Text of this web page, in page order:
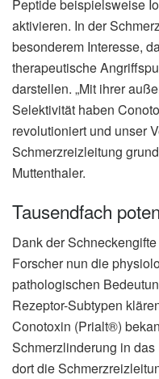
Peptide beispielsweise
aktivieren. In der
besonderem Interesse,
therapeutische
darstellen. „Mit ihrer
Selektivität haben
revolutioniert und unser
Schmerzreizleitung
Muttenthaler.
Tausendfach
Dank der
Forscher nun die
pathologischen
Rezeptor-Subtypen
Conotoxin (Prialt®)
Schmerzlinderung in
dort die